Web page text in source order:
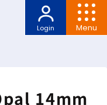
Menu
Login
14mm